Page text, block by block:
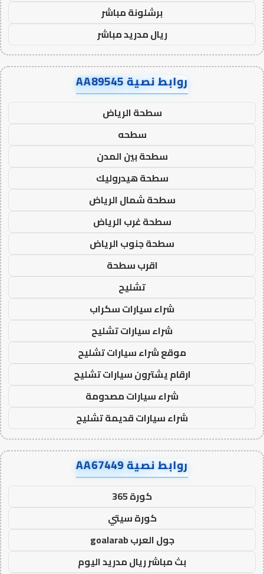
برشلونة مباشر
ريال مدريد مباشر
روابط نصية AA89545
سطحة الرياض
سطحه
سطحة بين المدن
سطحة هيدروليك
سطحة شمال الرياض
سطحة غرب الرياض
سطحة جنوب الرياض
اقرب سطحة
تشليح
شراء سيارات سكراب
شراء سيارات تشليح
موقع شراء سيارات تشليح
ارقام يشترون سيارات تشليح
شراء سيارات مصدومة
شراء سيارات قديمة تشليح
روابط نصية AA67449
كورة 365
كورة سيتي
جول العرب goalarab
بث مباشر ريال مدريد اليوم